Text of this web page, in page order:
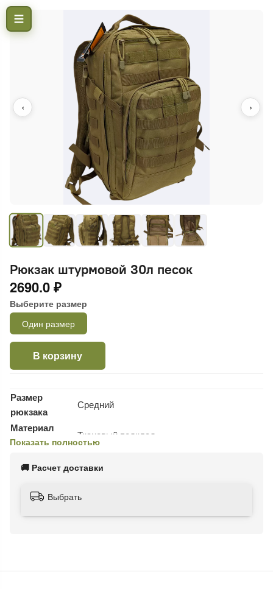
‹ ›
Рюкзак штурмовой 30л песок
2690.0 ₽
Выберите размер
Один размер
В корзину
Размер
рюкзака
Средний
Материал
подкладки
Тканевый подклад
рюкзака
30 л
Особенности
рюкзака
материал; анатомическая спинка
Количество
камуфляж
Показать полностью
🚚 Расчет доставки
Выбрать